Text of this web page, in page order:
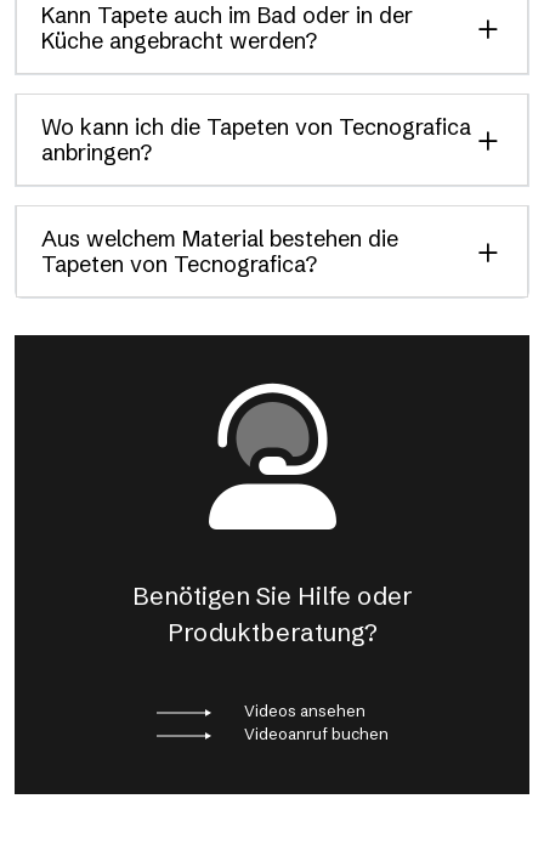
Kann Tapete auch im Bad oder in der
Küche angebracht werden?
Wo kann ich die Tapeten von Tecnografica
anbringen?
Aus welchem Material bestehen die
Tapeten von Tecnografica?
Benötigen Sie Hilfe oder
Produktberatung?
Videos ansehen
Videoanruf buchen